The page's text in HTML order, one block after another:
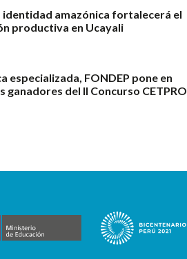
amazónica fortalecerá el
productiva en Ucayali
especializada, FONDEP pone en
del II Concurso CETPRO